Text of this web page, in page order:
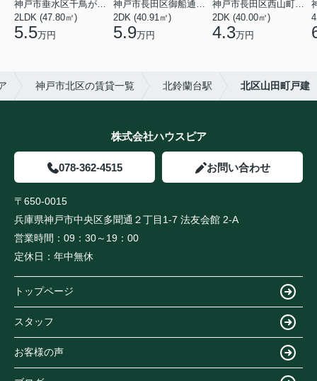
2LDK (47.80㎡)
5.5万円
2DK (40.91㎡)
5.9万円
2DK (40.00㎡)
4.3万円
神戸市北区の賃貸一覧 北鈴蘭台駅 北区山田町戸建
株式会社ハウスピア
078-362-4515 お問い合わせ
〒650-0015
兵庫県神戸市中央区多聞通２丁目1-7 法友会館 2-A
営業時間： 09：30～19：00
定休日： 年中無休
トップページ
スタッフ
お客様の声